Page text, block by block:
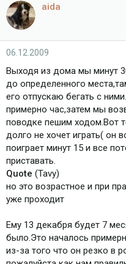
aida
06.12.2009
Выходя из дома мы минут
до определенного
его отпускаю бегать с
примерно час,затем мы
поводке пешим ходом.Вот
долго не хочет играть( он
поиграет минут 15 и все
приставать.
Quote (Tavy)
но это возрастное и при
уже проходит
Ему 13 декабря будет 7
было.Это началось
из-за того что он резко в